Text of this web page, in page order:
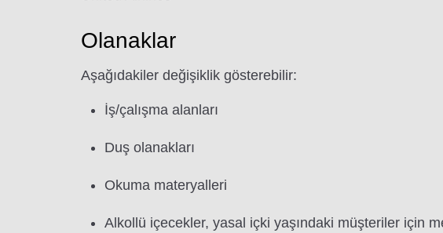
Olanaklar
Aşağıdakiler değişiklik gösterebilir:
İş/çalışma alanları
Duş olanakları
Okuma materyalleri
Alkollü içecekler, yasal içki yaşındaki müşteriler için